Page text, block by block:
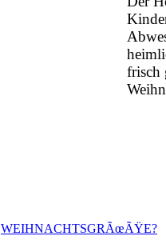
frisch
WEIHNACHTSGRÃœÃŸE?